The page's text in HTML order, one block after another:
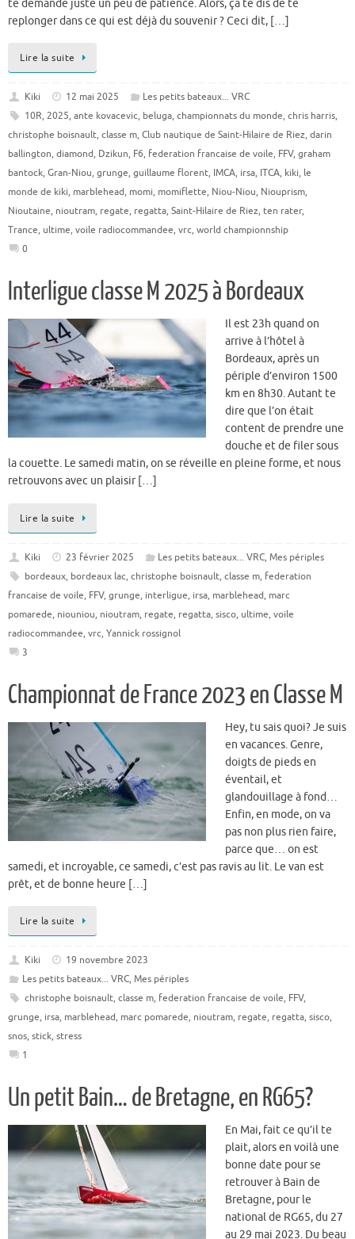
te demande juste un peu de patience. Alors, ça te dis de te
replonger dans ce qui est déjà du souvenir ? Ceci dit, […]
Lire la suite
Kiki 12 mai 2025
Les petits bateaux... VRC
10R, 2025, ante kovacevic, beluga, championnats du monde, chris harris,
christophe boisnault, classe m, Club nautique de Saint-Hilaire de Riez, darin
ballington, diamond, Dzikun, F6, federation francaise de voile, FFV, graham
bantock, Gran-Niou, grunge, guillaume florent, IMCA, irsa, ITCA, kiki, le
monde de kiki, marblehead, momi, momiflette, Niou-Niou, Niouprism,
Nioutaine, nioutram, regate, regatta, Saint-Hilaire de Riez, ten rater,
Trance, ultime, voile radiocommandee, vrc, world championnship
0
Interligue classe M 2025 à Bordeaux
Il est 23h quand on
arrive à l’hôtel à
Bordeaux, après un
périple d’environ 1500
km en 8h30. Autant te
dire que l’on était
content de prendre une
douche et de filer sous
la couette. Le samedi matin, on se réveille en pleine forme, et nous
retrouvons avec un plaisir […]
Lire la suite
Kiki 23 février 2025 Les petits bateaux... VRC, Mes périples
bordeaux, bordeaux lac, christophe boisnault, classe m, federation
francaise de voile, FFV, grunge, interligue, irsa, marblehead, marc
pomarede, niouniou, nioutram, regate, regatta, sisco, ultime, voile
radiocommandee, vrc, Yannick rossignol
3
Championnat de France 2023 en Classe M
Hey, tu sais quoi? Je suis
en vacances. Genre,
doigts de pieds en
éventail, et
glandouillage à fond…
Enfin, en mode, on va
pas non plus rien faire,
parce que… on est
samedi, et incroyable, ce samedi, c’est pas ravis au lit. Le van est
prêt, et de bonne heure […]
Lire la suite
Kiki
19 novembre 2023
Les petits bateaux... VRC, Mes périples
christophe boisnault, classe m, federation francaise de voile, FFV,
grunge, irsa, marblehead, marc pomarede, nioutram, regate, regatta, sisco,
snos, stick, stress
1
Un petit Bain… de Bretagne, en RG65?
En Mai, fait ce qu’il te
plait, alors en voilà une
bonne date pour se
retrouver à Bain de
Bretagne, pour le
national de RG65, du 27
au 29 mai 2023. Du beau